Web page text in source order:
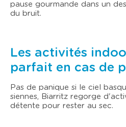
pause gourmande dans un
du bruit.
Les activités
parfait en cas de
Pas de panique si le ciel
siennes, Biarritz regorge
détente pour rester au sec.